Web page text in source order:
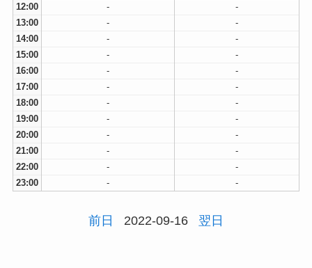
12:00
-
-
13:00
-
-
14:00
-
-
15:00
-
-
16:00
-
-
17:00
-
-
18:00
-
-
19:00
-
-
20:00
-
-
21:00
-
-
22:00
-
-
23:00
- -
前日 2022-09-16 翌日